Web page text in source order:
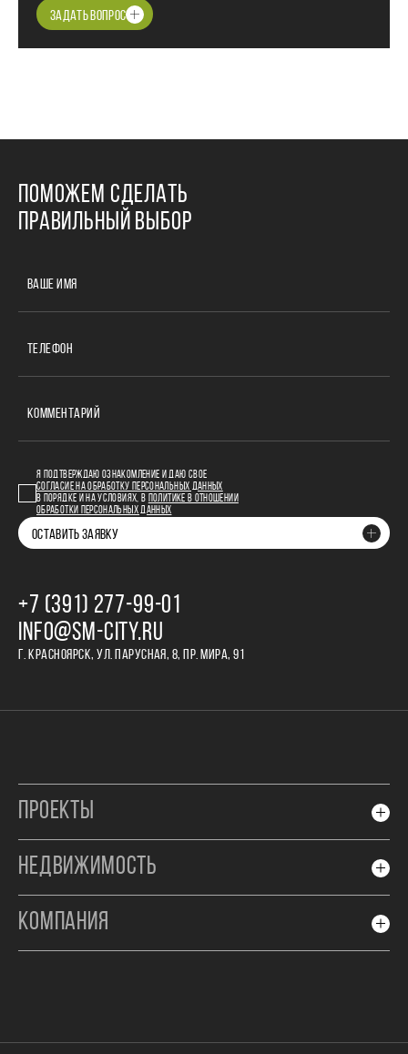
ЗАДАТЬ ВОПРОС
ПОМОЖЕМ СДЕЛАТЬ
ПРАВИЛЬНЫЙ ВЫБОР
ВАШЕ ИМЯ
ТЕЛЕФОН
КОММЕНТАРИЙ
Я ПОДТВЕРЖДАЮ ОЗНАКОМЛЕНИЕ И ДАЮ СВОЕ
СОГЛАСИЕ НА ОБРАБОТКУ ПЕРСОНАЛЬНЫХ ДАННЫХ
В ПОРЯДКЕ И НА УСЛОВИЯХ, В
ПОЛИТИКЕ В ОТНОШЕНИИ
ОБРАБОТКИ ПЕРСОНАЛЬНЫХ ДАННЫХ
ОСТАВИТЬ ЗАЯВКУ
+7 (391) 277‒99‒01
INFO@SM-CITY.RU
Г. КРАСНОЯРСК, УЛ. ПАРУСНАЯ, 8, ПР. МИРА, 91
ПРОЕКТЫ
НЕДВИЖИМОСТЬ
КОМПАНИЯ